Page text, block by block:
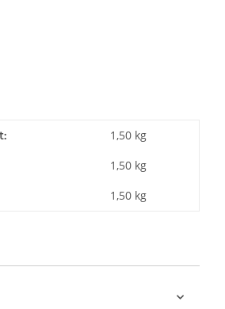
1,50 kg
1,50 kg
1,50 kg